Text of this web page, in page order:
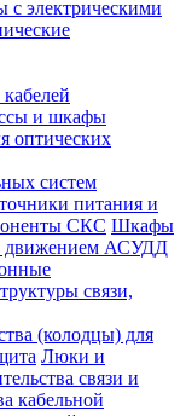
электрическими
и шкафы
оптических
систем
питания и
СКС Шкафы
движением АСУДД
связи,
(колодцы) для
Люки и
связи и
кабельной